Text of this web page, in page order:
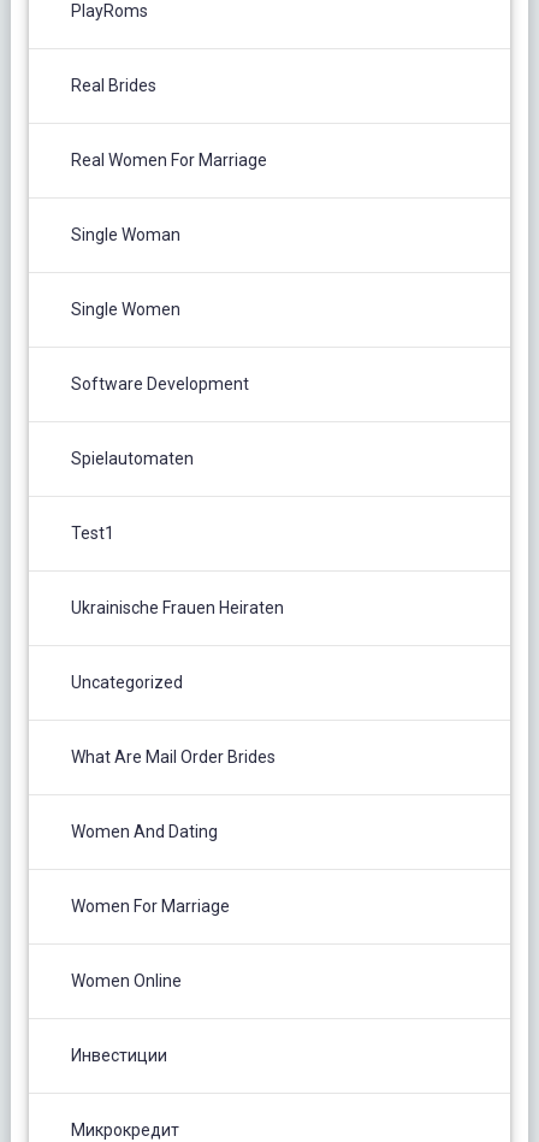
PlayRoms
Real Brides
Real Women For Marriage
Single Woman
Single Women
Software Development
Spielautomaten
Test1
Ukrainische Frauen Heiraten
Uncategorized
What Are Mail Order Brides
Women And Dating
Women For Marriage
Women Online
Инвестиции
Микрокредит